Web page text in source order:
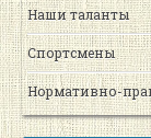
Наши таланты
Спортсмены
Нормативно-